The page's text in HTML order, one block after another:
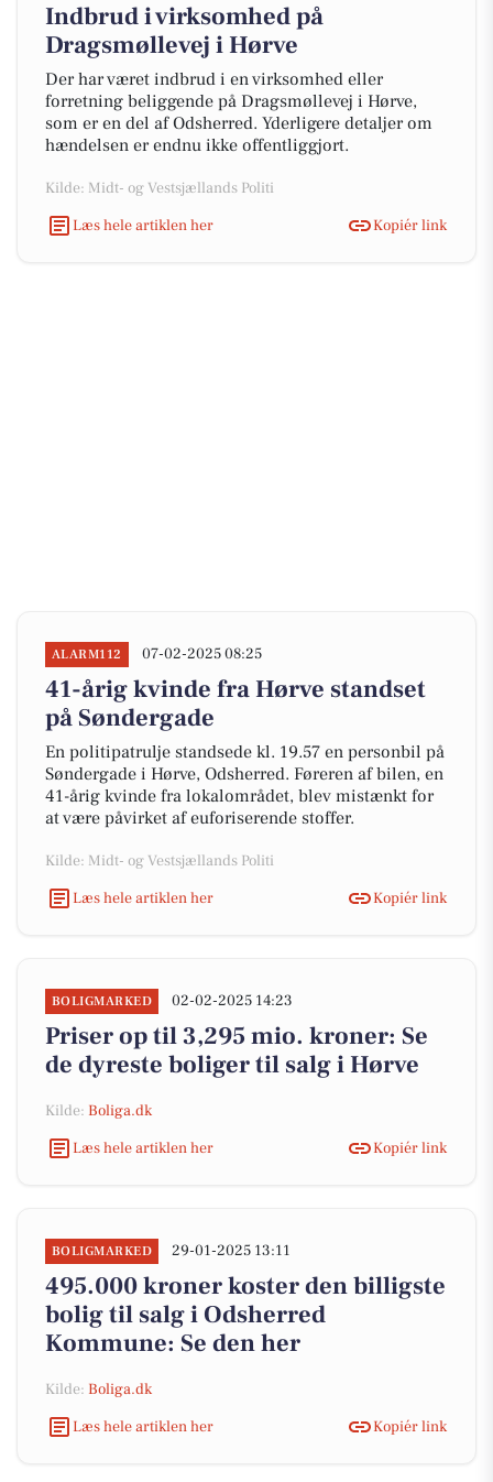
Indbrud i virksomhed på
Dragsmøllevej i Hørve
Der har været indbrud i en virksomhed eller
forretning beliggende på Dragsmøllevej i Hørve,
som er en del af Odsherred. Yderligere detaljer om
hændelsen er endnu ikke offentliggjort.
Kilde: Midt- og Vestsjællands Politi
Læs hele artiklen her
Kopiér link
ALARM112 07-02-2025 08:25
41-årig kvinde fra Hørve standset
på Søndergade
En politipatrulje standsede kl. 19.57 en personbil på
Søndergade i Hørve, Odsherred. Føreren af bilen, en
41-årig kvinde fra lokalområdet, blev mistænkt for
at være påvirket af euforiserende stoffer.
Kilde: Midt- og Vestsjællands Politi
Læs hele artiklen her
Kopiér link
BOLIGMARKED 02-02-2025 14:23
Priser op til 3,295 mio. kroner: Se
de dyreste boliger til salg i Hørve
Kilde: Boliga.dk
Læs hele artiklen her
Kopiér link
BOLIGMARKED 29-01-2025 13:11
495.000 kroner koster den billigste
bolig til salg i Odsherred
Kommune: Se den her
Kilde: Boliga.dk
Læs hele artiklen her
Kopiér link